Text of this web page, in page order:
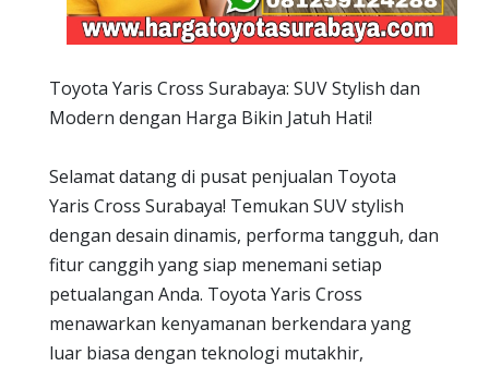
Toyota Yaris Cross Surabaya: SUV Stylish dan
Modern dengan Harga Bikin Jatuh Hati!
Selamat datang di pusat penjualan Toyota
Yaris Cross Surabaya! Temukan SUV stylish
dengan desain dinamis, performa tangguh, dan
fitur canggih yang siap menemani setiap
petualangan Anda. Toyota Yaris Cross
menawarkan kenyamanan berkendara yang
luar biasa dengan teknologi mutakhir,